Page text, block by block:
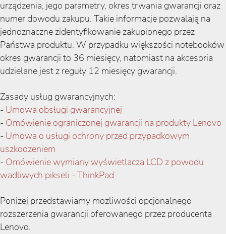
urządzenia, jego parametry, okres trwania gwarancji oraz
numer dowodu zakupu. Takie informacje pozwalają na
jednoznaczne zidentyfikowanie zakupionego przez
Państwa produktu. W przypadku większości notebooków
okres gwarancji to 36 miesięcy, natomiast na akcesoria
udzielane jest z reguły 12 miesięcy gwarancji.
Zasady usług gwarancyjnych:
- Umowa obsługi gwarancyjnej
- Omówienie ograniczonej gwarancji na produkty Lenovo
- Umowa o usługi ochrony przed przypadkowym
uszkodzeniem
- Omówienie wymiany wyświetlacza LCD z powodu
wadliwych pikseli - ThinkPad
Poniżej przedstawiamy możliwości opcjonalnego
rozszerzenia gwarancji oferowanego przez producenta
Lenovo.